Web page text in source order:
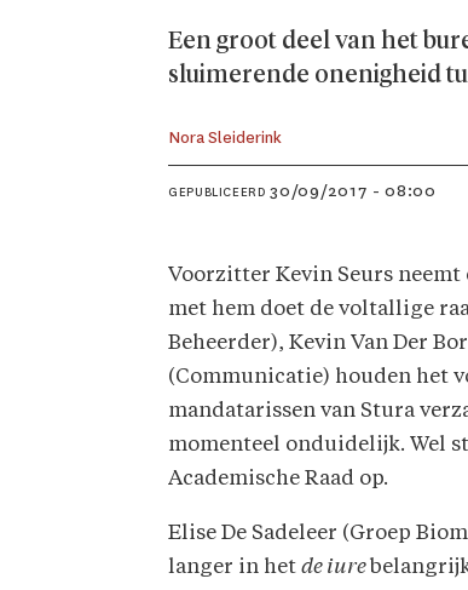
Een groot deel van het
sluimerende onenigheid
Nora Sleiderink
GEPUBLICEERD 30/09/2017 - 08:00
Voorzitter Kevin Seurs neemt
met hem doet de voltallige
Beheerder), Kevin Van Der
(Communicatie) houden het
mandatarissen van Stura
momenteel onduidelijk. Wel
Academische Raad op.
Elise De Sadeleer (Groep
langer in hetde iure